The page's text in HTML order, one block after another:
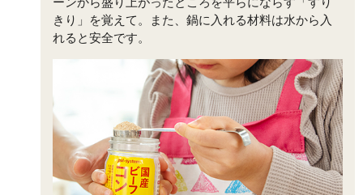
きり」を覚えて。また、鍋に入れる材料は水から入
れると安全です。